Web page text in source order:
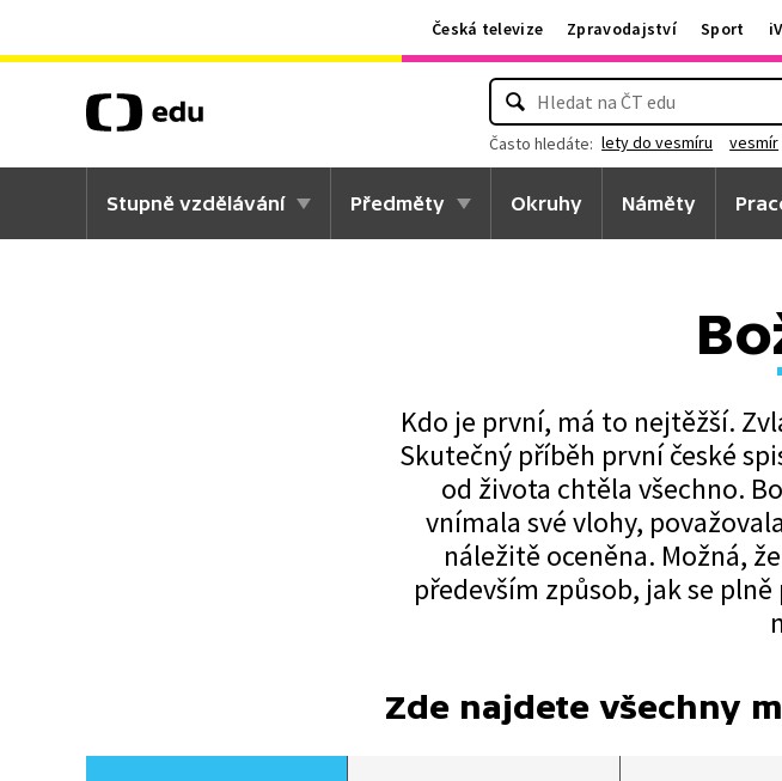
Česká televize Zpravodajství Sport
Často hledáte: lety do vesmíru vesmír
Stupně vzdělávání Předměty Okruhy Náměty
Kdo je první, má to nejtěžší.
Skutečný příběh první české
od života chtěla všechno.
vnímala své vlohy,
náležitě oceněna. Možná,
především způsob, jak se
Zde najdete všechny